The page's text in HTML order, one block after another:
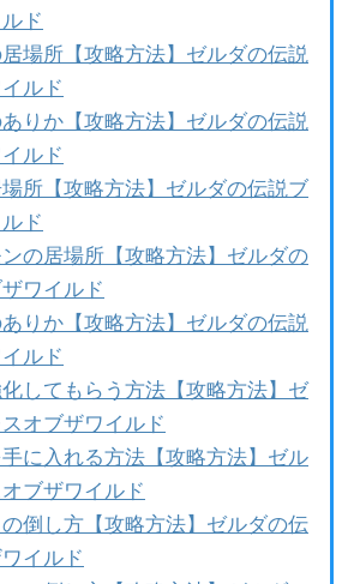
ド
場所【攻略方法】ゼルダの伝説
ルド
りか【攻略方法】ゼルダの伝説
ルド
所【攻略方法】ゼルダの伝説ブ
ド
の居場所【攻略方法】ゼルダの
ワイルド
りか【攻略方法】ゼルダの伝説
ルド
してもらう方法【攻略方法】ゼ
オブザワイルド
に入れる方法【攻略方法】ゼル
ブザワイルド
倒し方【攻略方法】ゼルダの伝
イルド